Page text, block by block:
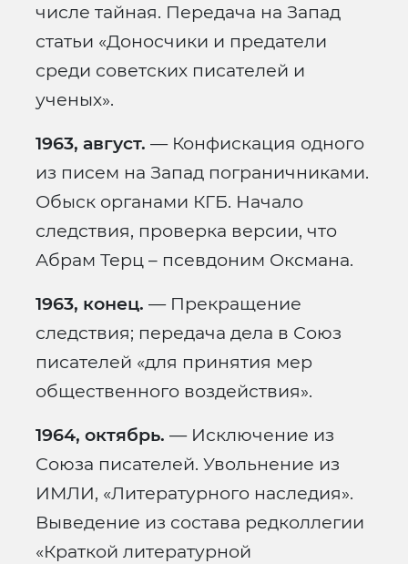
числе тайная. Передача на Запад
статьи «Доносчики и предатели
среди советских писателей и
ученых».
1963, август. — Конфискация одного
из писем на Запад пограничниками.
Обыск органами КГБ. Начало
следствия, проверка версии, что
Абрам Терц – псевдоним Оксмана.
1963, конец. — Прекращение
следствия; передача дела в Союз
писателей «для принятия мер
общественного воздействия».
1964, октябрь. — Исключение из
Союза писателей. Увольнение из
ИМЛИ, «Литературного наследия».
Выведение из состава редколлегии
«Краткой литературной